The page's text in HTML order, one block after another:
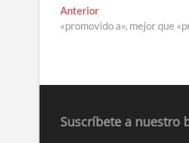
Navegación
de
AnteriorEntrada
anterior:
«promovido a», mejor que
Suscríbete a nuestro